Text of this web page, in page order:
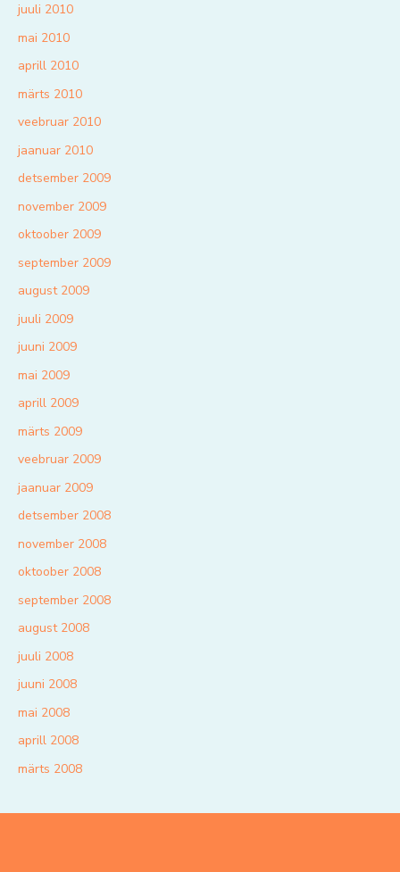
juuli 2010
mai 2010
aprill 2010
märts 2010
veebruar 2010
jaanuar 2010
detsember 2009
november 2009
oktoober 2009
september 2009
august 2009
juuli 2009
juuni 2009
mai 2009
aprill 2009
märts 2009
veebruar 2009
jaanuar 2009
detsember 2008
november 2008
oktoober 2008
september 2008
august 2008
juuli 2008
juuni 2008
mai 2008
aprill 2008
märts 2008